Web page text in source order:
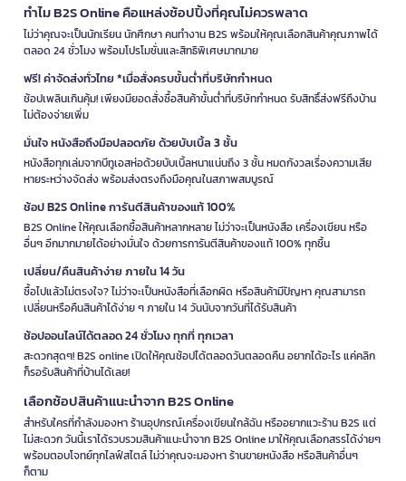
ทำไม B2S Online คือแหล่งช้อปปิ้งที่คุณไม่ควรพลาด
ไม่ว่าคุณจะเป็นนักเรียน นักศึกษา คนทำงาน B2S พร้อมให้คุณเลือกสินค้าคุณภาพได้
ตลอด 24 ชั่วโมง พร้อมโปรโมชั่นและสิทธิพิเศษมากมาย
ฟรี! ค่าจัดส่งทั่วไทย *เมื่อสั่งครบขั้นต่ำที่บริษัทกำหนด
ช้อปเพลินเกินคุ้ม! เพียงมียอดสั่งซื้อสินค้าขั้นต่ำที่บริษัทกำหนด รับสิทธิ์ส่งฟรีถึงบ้าน
ไม่ต้องจ่ายเพิ่ม
มั่นใจ หนังสือถึงมือปลอดภัย ด้วยบับเบิ้ล 3 ชั้น
หนังสือทุกเล่มจากบีทูเอสห่อด้วยบับเบิ้ลหนาแน่นถึง 3 ชั้น หมดกังวลเรื่องความเสีย
หายระหว่างจัดส่ง พร้อมส่งตรงถึงมือคุณในสภาพสมบูรณ์
ช้อป B2S Online การันตีสินค้าของแท้ 100%
B2S Online ให้คุณเลือกซื้อสินค้าหลากหลาย ไม่ว่าจะเป็นหนังสือ เครื่องเขียน หรือ
อื่นๆ อีกมากมายได้อย่างมั่นใจ ด้วยการการันตีสินค้าของแท้ 100% ทุกชิ้น
เปลี่ยน/คืนสินค้าง่าย ภายใน 14 วัน
ซื้อไปแล้วไม่ตรงใจ? ไม่ว่าจะเป็นหนังสือที่เลือกผิด หรือสินค้ามีปัญหา คุณสามารถ
เปลี่ยนหรือคืนสินค้าได้ง่าย ๆ ภายใน 14 วันนับจากวันที่ได้รับสินค้า
ช้อปออนไลน์ได้ตลอด 24 ชั่วโมง ทุกที่ ทุกเวลา
สะดวกสุดๆ! B2S online เปิดให้คุณช้อปได้ตลอดวันตลอดคืน อยากได้อะไร แค่คลิก
ก็รอรับสินค้าที่บ้านได้เลย!
เลือกช้อปสินค้าแนะนำจาก B2S Online
สำหรับใครที่กำลังมองหา ร้านอุปกรณ์เครื่องเขียนใกล้ฉัน หรืออยากแวะร้าน B2S แต่
ไม่สะดวก วันนี้เราได้รวบรวมสินค้าแนะนำจาก B2S Online มาให้คุณเลือกสรรได้ง่ายๆ
พร้อมตอบโจทย์ทุกไลฟ์สไตล์ ไม่ว่าคุณจะมองหา ร้านขายหนังสือ หรือสินค้าอื่นๆ
ก็ตาม